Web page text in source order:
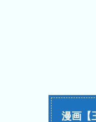
漫画【